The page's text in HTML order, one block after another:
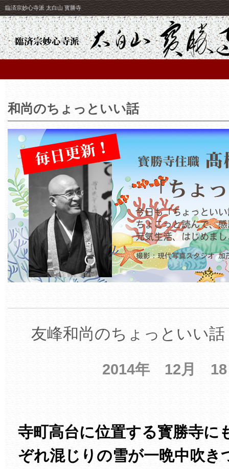
臨済宗妙心寺派 太白山 寳勝寺
和尚のちょっといい話
友峰和尚のちょっといい
2014年 12月
寺町高台に位置する寳勝寺に
ぞれ混じりの雪が一晩中吹き